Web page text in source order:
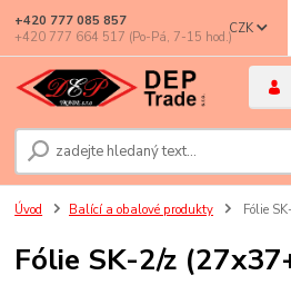
CZK
+420 777 085 857
+420 777 664 517 (Po-Pá, 7-15 hod.)
Úvod Balící a obalové produkty Fólie
Fólie SK-2/z